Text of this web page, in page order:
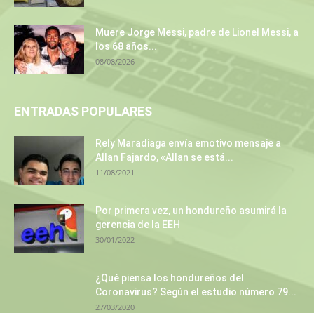
Muere Jorge Messi, padre de Lionel Messi, a
los 68 años...
08/08/2026
ENTRADAS POPULARES
Rely Maradiaga envía emotivo mensaje a
Allan Fajardo, «Allan se está...
11/08/2021
Por primera vez, un hondureño asumirá la
gerencia de la EEH
30/01/2022
¿Qué piensa los hondureños del
Coronavirus? Según el estudio número 79...
27/03/2020